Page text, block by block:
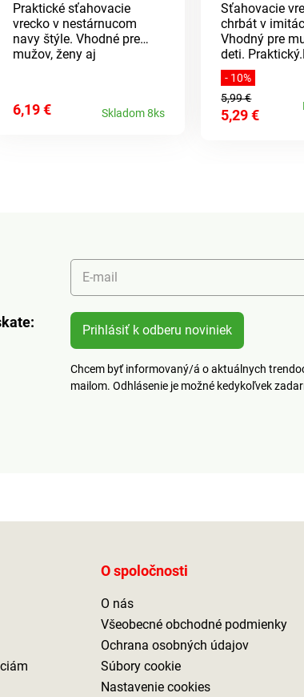
Praktické sťahovacie
vrecko v nestárnucom
navy štýle. Vhodné pre
mužov, ženy aj
6,19 € Skladom 8ks
Sťahovacie
chrbát v
Vhodný pre
deti.
35x40cm.
polyuretán.
- 10%
5,99 €
5,29 €
E-mail
Prihlásiť k odberu noviniek
Chcem byť informovaný/á o aktuálnych
mailom. Odhlásenie je možné kedykoľvek
O spoločnosti
O nás
Všeobecné obchodné podmienky
Ochrana osobných údajov
Súbory cookie
Nastavenie cookies